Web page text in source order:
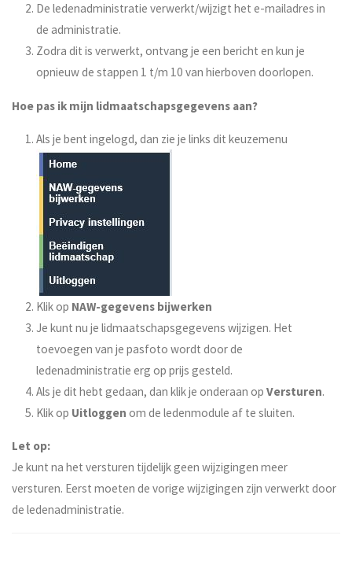
De ledenadministratie verwerkt/wijzigt het e-mailadres in
de administratie.
Zodra dit is verwerkt, ontvang je een bericht en kun je
opnieuw de stappen 1 t/m 10 van hierboven doorlopen.
Hoe pas ik mijn lidmaatschapsgegevens aan?
Als je bent ingelogd, dan zie je links dit keuzemenu
Klik op NAW-gegevens bijwerken
Je kunt nu je lidmaatschapsgegevens wijzigen. Het
toevoegen van je pasfoto wordt door de
ledenadministratie erg op prijs gesteld.
Als je dit hebt gedaan, dan klik je onderaan op Versturen.
Klik op Uitloggen om de ledenmodule af te sluiten.
Let op:
Je kunt na het versturen tijdelijk geen wijzigingen meer
versturen. Eerst moeten de vorige wijzigingen zijn verwerkt door
de ledenadministratie.